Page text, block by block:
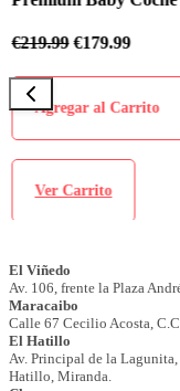
€219.99 €179.99
Agregar al Carrito
Ver Carrito